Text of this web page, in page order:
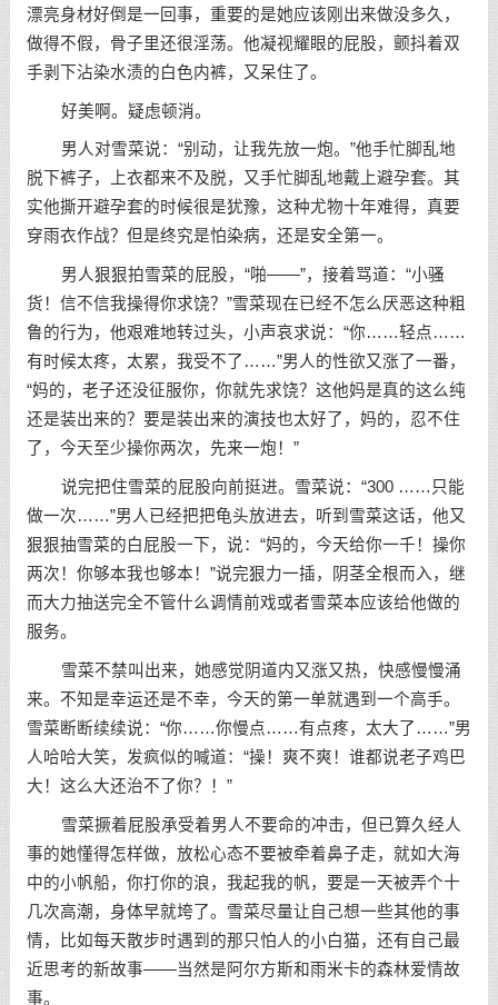
漂亮身材好倒是一回事，重要的是她应该刚出来做没多久，
做得不假，骨子里还很淫荡。他凝视耀眼的屁股，颤抖着双
手剥下沾染水渍的白色内裤，又呆住了。
好美啊。疑虑顿消。
男人对雪菜说：“别动，让我先放一炮。”他手忙脚乱地
脱下裤子，上衣都来不及脱，又手忙脚乱地戴上避孕套。其
实他撕开避孕套的时候很是犹豫，这种尤物十年难得，真要
穿雨衣作战？但是终究是怕染病，还是安全第一。
男人狠狠拍雪菜的屁股，“啪——”，接着骂道：“小骚
货！信不信我操得你求饶？”雪菜现在已经不怎么厌恶这种粗
鲁的行为，他艰难地转过头，小声哀求说：“你……轻点……
有时候太疼，太累，我受不了……”男人的性欲又涨了一番，
“妈的，老子还没征服你，你就先求饶？这他妈是真的这么纯
还是装出来的？要是装出来的演技也太好了，妈的，忍不住
了，今天至少操你两次，先来一炮！”
说完把住雪菜的屁股向前挺进。雪菜说：“300 ……只能
做一次……”男人已经把把龟头放进去，听到雪菜这话，他又
狠狠抽雪菜的白屁股一下，说：“妈的，今天给你一千！操你
两次！你够本我也够本！”说完狠力一插，阴茎全根而入，继
而大力抽送完全不管什么调情前戏或者雪菜本应该给他做的
服务。
雪菜不禁叫出来，她感觉阴道内又涨又热，快感慢慢涌
来。不知是幸运还是不幸，今天的第一单就遇到一个高手。
雪菜断断续续说：“你……你慢点……有点疼，太大了……”男
人哈哈大笑，发疯似的喊道：“操！爽不爽！谁都说老子鸡巴
大！这么大还治不了你？！”
雪菜撅着屁股承受着男人不要命的冲击，但已算久经人
事的她懂得怎样做，放松心态不要被牵着鼻子走，就如大海
中的小帆船，你打你的浪，我起我的帆，要是一天被弄个十
几次高潮，身体早就垮了。雪菜尽量让自己想一些其他的事
情，比如每天散步时遇到的那只怕人的小白猫，还有自己最
近思考的新故事——当然是阿尔方斯和雨米卡的森林爱情故
事。